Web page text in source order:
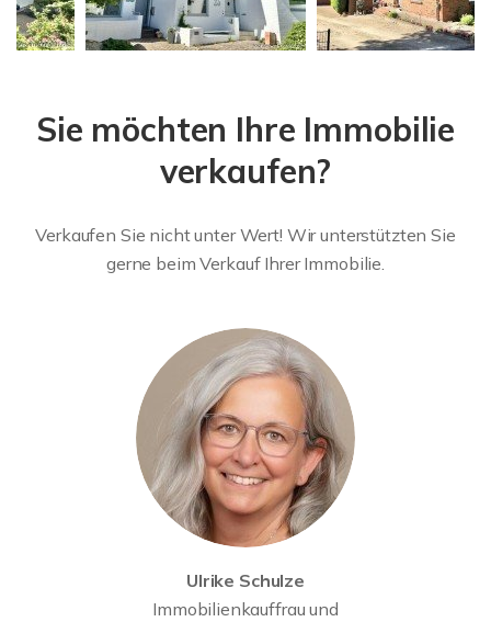
Sie möchten Ihre Immobilie
verkaufen?
Verkaufen Sie nicht unter Wert! Wir unterstützten Sie
gerne beim Verkauf Ihrer Immobilie.
Ulrike Schulze
Immobilienkauffrau und